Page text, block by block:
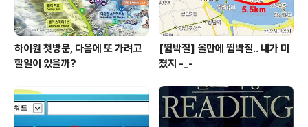
하이원 첫방문, 다음에 또 가려고
할일이 있을까?
[뜀박질] 올만에 뜀박질.. 내가 미
쳤지 -_-